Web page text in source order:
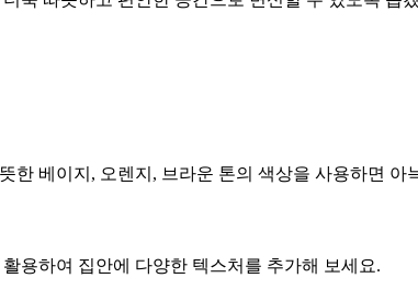
베이지, 오렌지, 브라운 톤의 색상을 사용하면 아
용하여 집안에 다양한 텍스처를 추가해 보세요.